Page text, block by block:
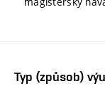
Typ (způsob)